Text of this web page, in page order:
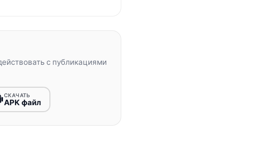
с публикациями
СКАЧАТЬ
APK файл